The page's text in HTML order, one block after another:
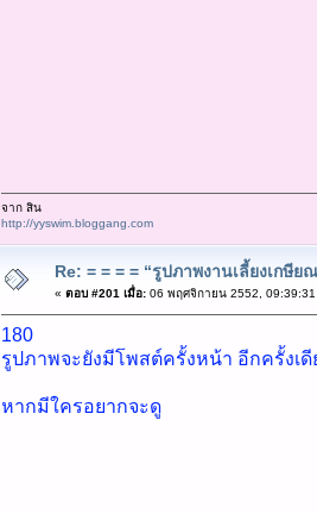
จาก สิน
http://yyswim.bloggang.com
Re: = = = = “รูปภาพงานเลี้ยงเกษี
« ตอบ #201 เมื่อ:06 พฤศจิกายน 2552, 09:39:31
180
รูปภาพจะยังมีโพสต์ครั้งหน้า อีกครั้งเดี
หากมีใครอยากจะดู